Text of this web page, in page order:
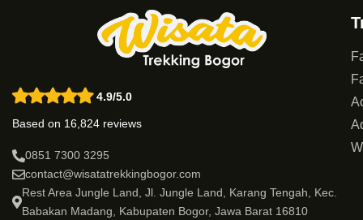
4.9/5.0
Based on 16,824 reviews
0851 7300 3295
contact@wisatatrekkingbogor.com
Rest Area Jungle Land, Jl. Jungle Land, Karang Tengah, Kec.
Babakan Madang, Kabupaten Bogor, Jawa Barat 16810